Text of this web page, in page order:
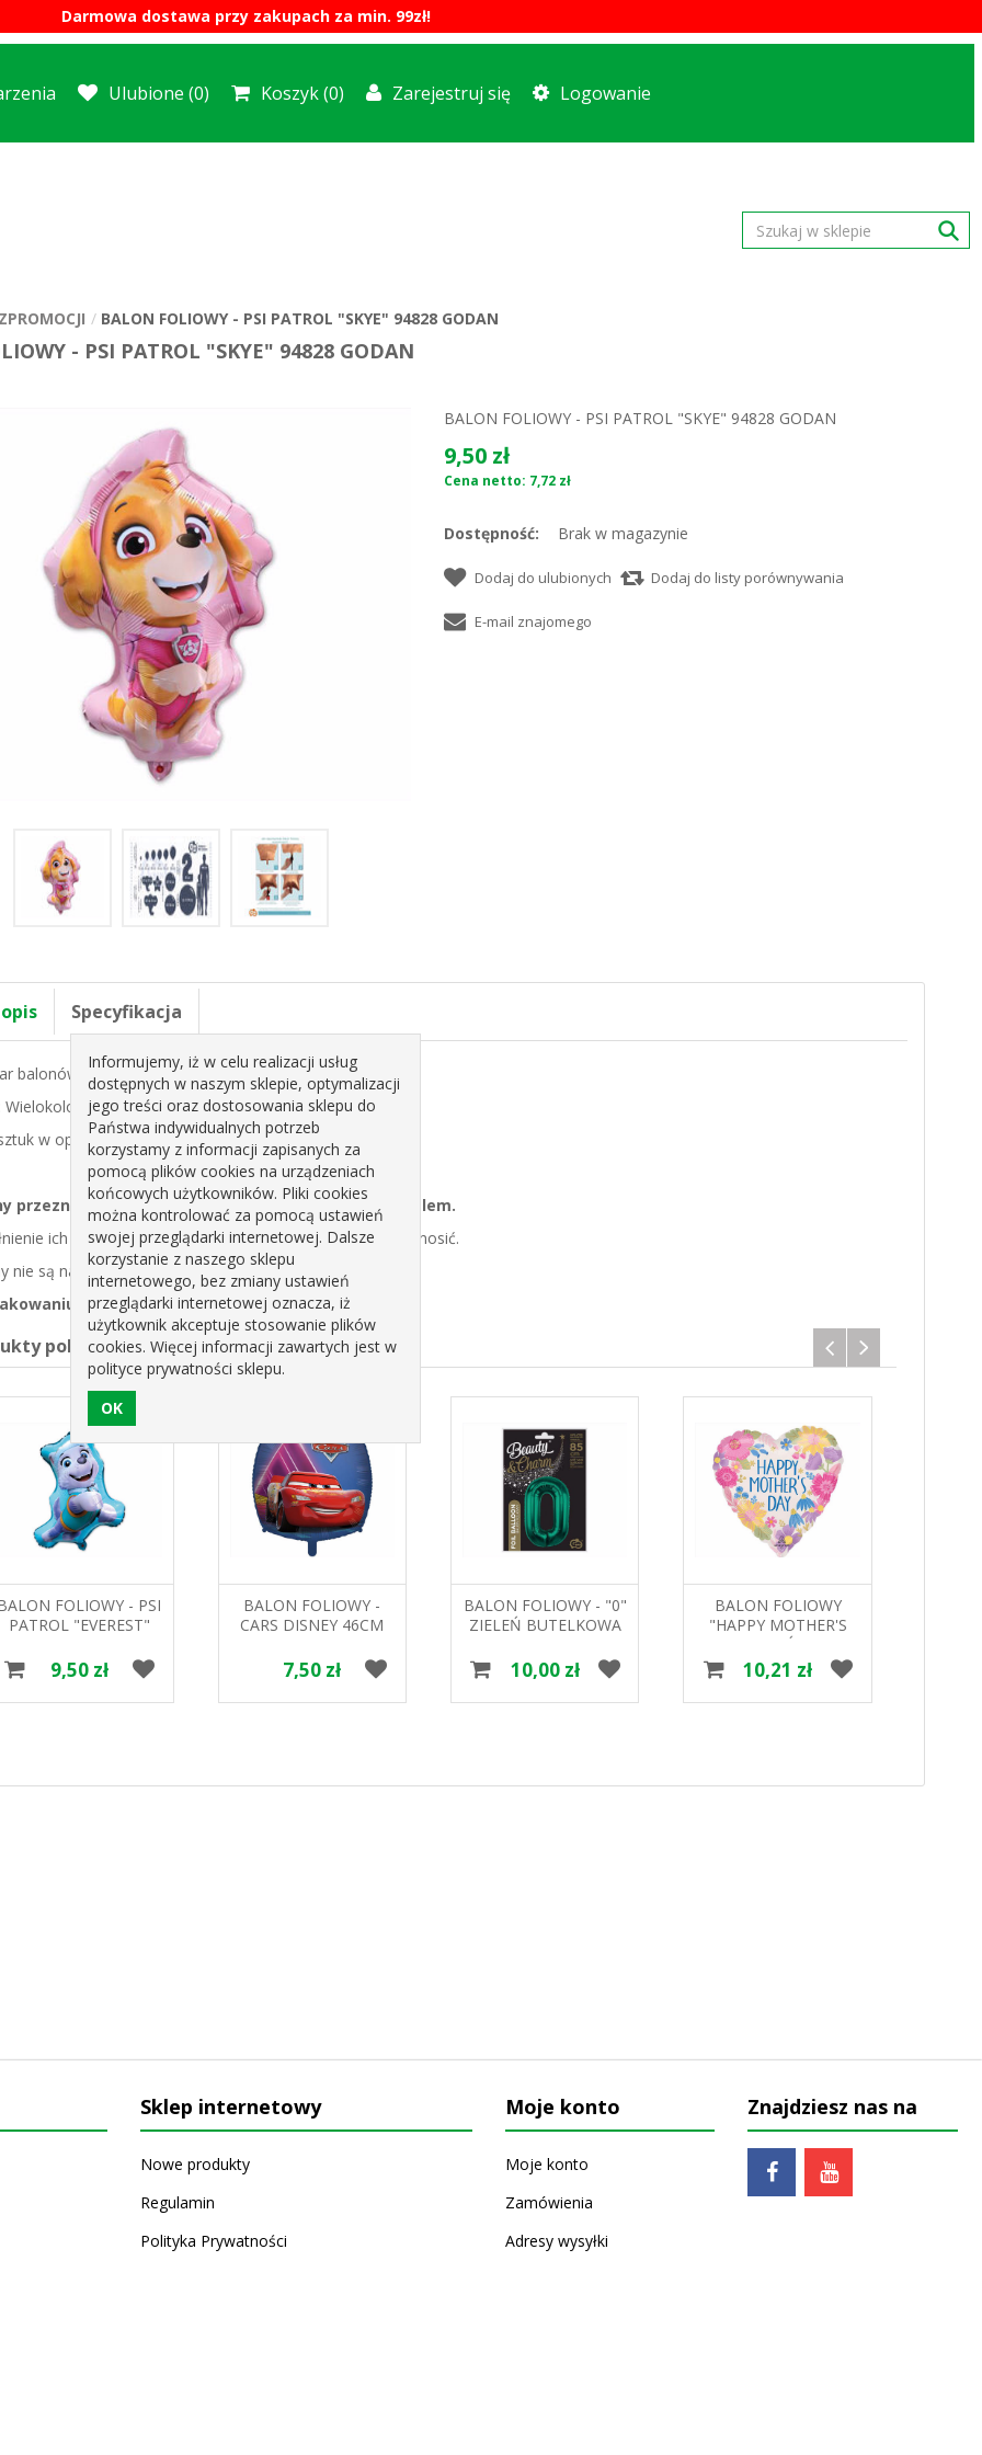
Darmowa dostawa przy zakupach za min. 99zł!
Ulubione (0) Koszyk (0) Zarejestruj się Logowanie
BALON FOLIOWY - PSI PATROL "SKYE" 94828 GODAN
- PSI PATROL "SKYE" 94828 GODAN
BALON FOLIOWY - PSI PATROL "SKYE" 94828 GODAN
9,50 zł
Cena netto: 7,72 zł
Dostępność: Brak w magazynie
opis Specyfikacja
balonów w centymetrach: 48x70 cm
Wielokolorowy
w opakowaniu: 1
przeznaczone są do napełnienia powietrzem lub helem.
ich powietrzem spowoduje, że balony nie będą się unosić.
nie są napełnione helem ani powietrzem
balon, wstążka oraz słomka
pokrewne
FOLIOWY - PSI
PATROL "EVEREST"
9,50 zł
BALON FOLIOWY -
CARS DISNEY 46CM
7,50 zł
BALON FOLIOWY - "0"
ZIELEŃ BUTELKOWA
10,00 zł
BALON FOLIOWY
"HAPPY MOTHER'S
DAY" DZIEŃ MAMY
4744401 GODAN
10,21 zł
Sklep internetowy
Nowe produkty
Regulamin
Polityka Prywatności
Moje konto
Moje konto
Zamówienia
Adresy wysyłki
Znajdziesz nas na
Informujemy, iż w celu realizacji usług
dostępnych w naszym sklepie, optymalizacji
jego treści oraz dostosowania sklepu do
Państwa indywidualnych potrzeb
korzystamy z informacji zapisanych za
pomocą plików cookies na urządzeniach
końcowych użytkowników. Pliki cookies
można kontrolować za pomocą ustawień
swojej przeglądarki internetowej. Dalsze
korzystanie z naszego sklepu
internetowego, bez zmiany ustawień
przeglądarki internetowej oznacza, iż
użytkownik akceptuje stosowanie plików
cookies. Więcej informacji zawartych jest w
polityce prywatności sklepu.